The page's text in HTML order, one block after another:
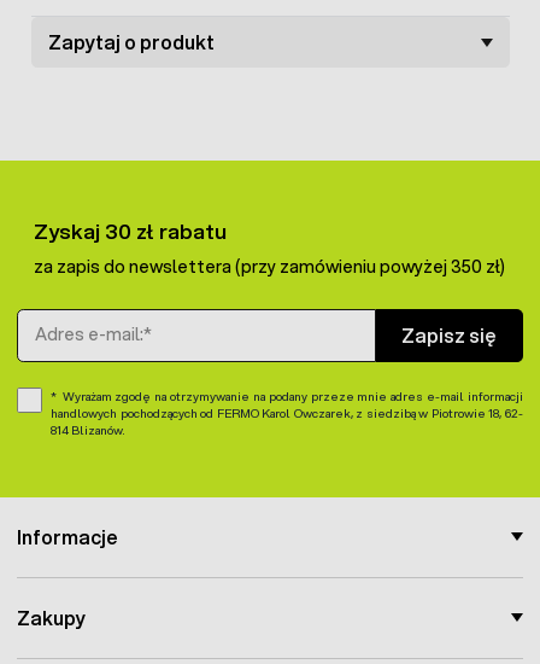
Zapytaj o produkt
Informacje
Zakupy
Zyskaj 30 zł rabatu
za zapis do newslettera (przy zamówieniu powyżej 350 zł)
Adres e-mail
Zapisz się
Wyrażam zgodę na otrzymywanie na podany przeze mnie adres e-mail informacji
handlowych pochodzących od FERMO Karol Owczarek, z siedzibą w Piotrowie 18, 62-
814 Blizanów.